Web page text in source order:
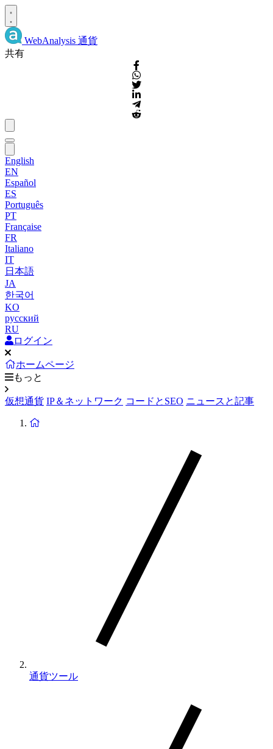
WebAnalysis 通貨
共有
English
EN
Español
ES
Português
PT
Française
FR
Italiano
IT
日本語
JA
한국어
KO
русский
RU
ログイン
ホームページ
もっと
仮想通貨 IP＆ネットワーク コードとSEO ニュースと記事
通貨ツール